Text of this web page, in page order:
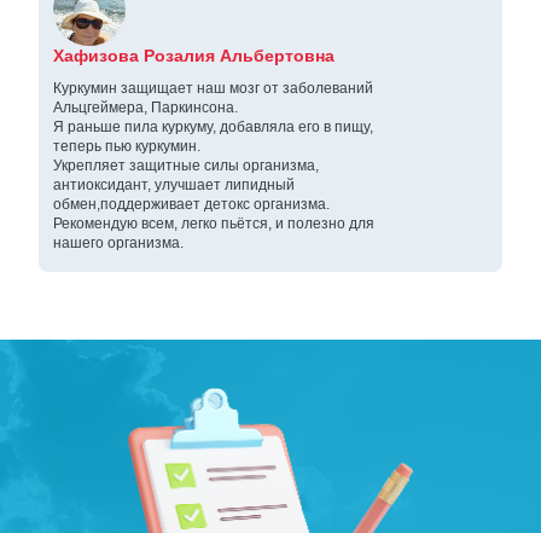
Хафизова Розалия Альбертовна
Куркумин защищает наш мозг от заболеваний
Альцгеймера, Паркинсона.
Я раньше пила куркуму, добавляла его в пищу,
теперь пью куркумин.
Укрепляет защитные силы организма,
антиоксидант, улучшает липидный
обмен,поддерживает детокс организма.
Рекомендую всем, легко пьётся, и полезно для
нашего организма.